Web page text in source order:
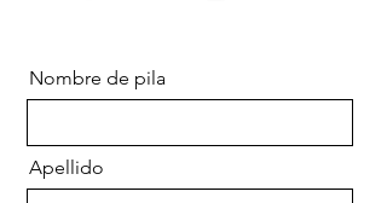
Nombre de pila
Apellido